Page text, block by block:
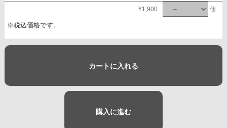
¥1,900 個
※税込価格です。
カートに入れる
購入に進む